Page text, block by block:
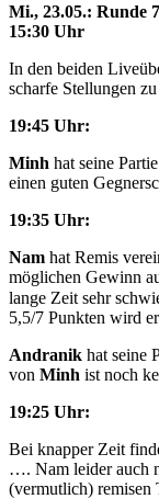
Mi., 23.05.: Runde
15:30 Uhr
In den beiden
scharfe Stellungen
19:45 Uhr:
Minh hat seine
einen guten
19:35 Uhr:
Nam hat Remis
möglichen Gewinn
lange Zeit sehr
5,5/7 Punkten wird
Andranik hat seine
von Minh ist noch
19:25 Uhr:
Bei knapper Zeit
…. Nam leider auch
(vermutlich) remisen